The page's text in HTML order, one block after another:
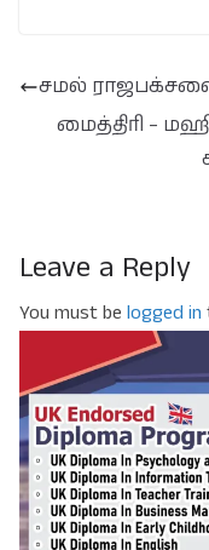
சமல்
மைத்திரி –
Leave a Reply
You must be logged in